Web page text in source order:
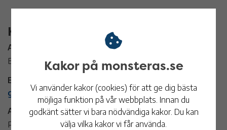
Kontaktinformation
Arrangör:
Birgitta Engström
E-post:
gitten.engstrom@gmail.com
Adress:
PRO-lokalen
Kakor på monsteras.se
Vi använder kakor (cookies) för att ge dig bästa
möjliga funktion på vår webbplats. Innan du
godkänt sätter vi bara nödvändiga kakor. Du kan
välja vilka kakor vi får använda.